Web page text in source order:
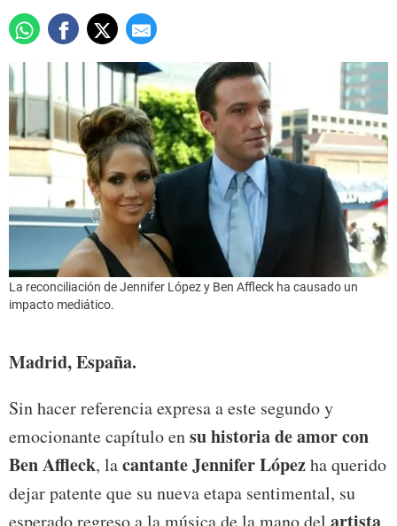
La reconciliación de Jennifer López y Ben Affleck ha causado un
impacto mediático.
Madrid, España.
Sin hacer referencia expresa a este segundo y
emocionante capítulo ensu historia de amor con
Ben Affleck, lacantante Jennifer Lópezha querido
dejar patente que su nueva etapa sentimental, su
esperado regreso a la música de la mano del